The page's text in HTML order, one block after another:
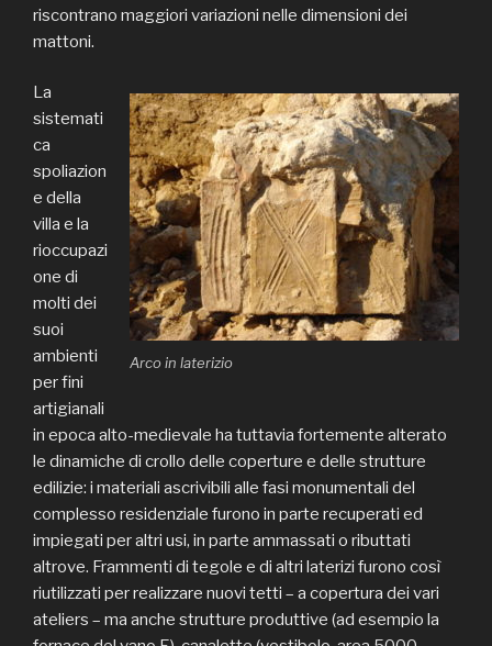
riscontrano maggiori variazioni nelle dimensioni dei
mattoni.
Arco in laterizio
La
sistemati
ca
spoliazion
e della
villa e la
rioccupazi
one di
molti dei
suoi
ambienti
per fini
artigianali
in epoca alto-medievale ha tuttavia fortemente alterato
le dinamiche di crollo delle coperture e delle strutture
edilizie: i materiali ascrivibili alle fasi monumentali del
complesso residenziale furono in parte recuperati ed
impiegati per altri usi, in parte ammassati o ributtati
altrove. Frammenti di tegole e di altri laterizi furono così
riutilizzati per realizzare nuovi tetti – a copertura dei vari
ateliers – ma anche strutture produttive (ad esempio la